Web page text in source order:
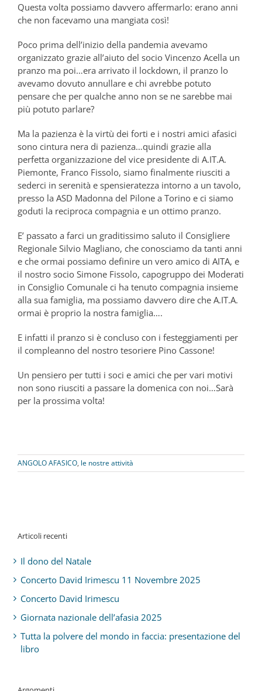
Questa volta possiamo davvero affermarlo: erano anni
che non facevamo una mangiata così!
Poco prima dell’inizio della pandemia avevamo
organizzato grazie all’aiuto del socio Vincenzo Acella un
pranzo ma poi…era arrivato il lockdown, il pranzo lo
avevamo dovuto annullare e chi avrebbe potuto
pensare che per qualche anno non se ne sarebbe mai
più potuto parlare?
Ma la pazienza è la virtù dei forti e i nostri amici afasici
sono cintura nera di pazienza…quindi grazie alla
perfetta organizzazione del vice presidente di A.IT.A.
Piemonte, Franco Fissolo, siamo finalmente riusciti a
sederci in serenità e spensieratezza intorno a un tavolo,
presso la ASD Madonna del Pilone a Torino e ci siamo
goduti la reciproca compagnia e un ottimo pranzo.
E’ passato a farci un graditissimo saluto il Consigliere
Regionale Silvio Magliano, che conosciamo da tanti anni
e che ormai possiamo definire un vero amico di AITA, e
il nostro socio Simone Fissolo, capogruppo dei Moderati
in Consiglio Comunale ci ha tenuto compagnia insieme
alla sua famiglia, ma possiamo davvero dire che A.IT.A.
ormai è proprio la nostra famiglia….
E infatti il pranzo si è concluso con i festeggiamenti per
il compleanno del nostro tesoriere Pino Cassone!
Un pensiero per tutti i soci e amici che per vari motivi
non sono riusciti a passare la domenica con noi…Sarà
per la prossima volta!
ANGOLO AFASICO, le nostre attività
Articoli recenti
Il dono del Natale
Concerto David Irimescu 11 Novembre 2025
Concerto David Irimescu
Giornata nazionale dell’afasia 2025
Tutta la polvere del mondo in faccia: presentazione del
libro